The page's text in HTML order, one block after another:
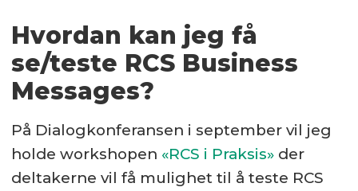
Hvordan kan jeg få
se/teste RCS Business
Messages?
På Dialogkonferansen i september vil jeg
holde workshopen «RCS i Praksis»der
deltakerne vil få mulighet til å teste RCS